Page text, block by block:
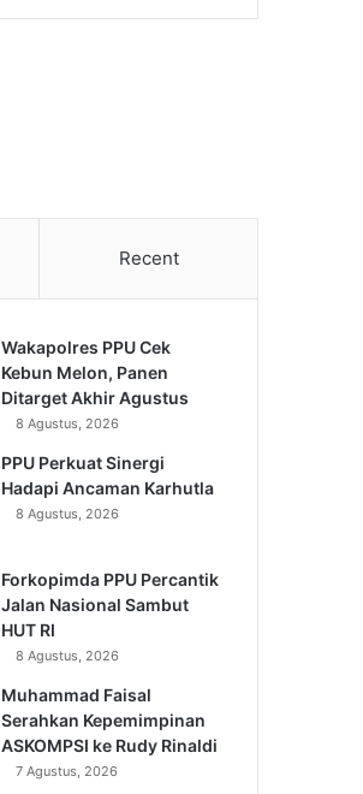
Recent
Wakapolres PPU Cek
Kebun Melon, Panen
Ditarget Akhir Agustus
8 Agustus, 2026
PPU Perkuat Sinergi
Hadapi Ancaman Karhutla
8 Agustus, 2026
Forkopimda PPU Percantik
Jalan Nasional Sambut
HUT RI
8 Agustus, 2026
Muhammad Faisal
Serahkan Kepemimpinan
ASKOMPSI ke Rudy Rinaldi
7 Agustus, 2026